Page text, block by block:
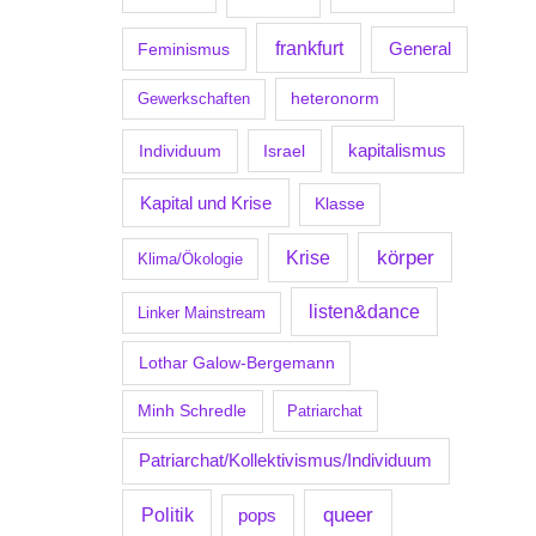
Feminismus frankfurt General
Gewerkschaften heteronorm
Individuum Israel kapitalismus
Kapital und Krise Klasse
Klima/Ökologie Krise körper
Linker Mainstream listen&dance
Lothar Galow-Bergemann
Minh Schredle Patriarchat
Patriarchat/Kollektivismus/Individuum
Politik pops queer